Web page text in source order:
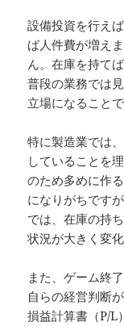
設備投資を行え
ば人件費が増え
ん。在庫を持て
普段の業務では
立場になること
特に製造業では
していることを
のため多めに作
になりがちです
では、在庫の持
状況が大きく変
また、ゲーム終
自らの経営判断
損益計算書（P/L